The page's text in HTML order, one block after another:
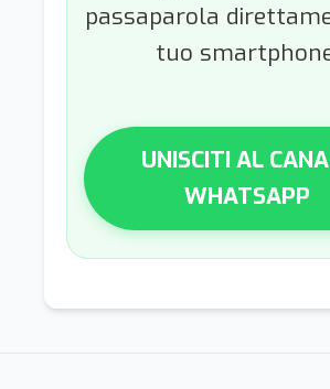
passaparola
tuo
UNISCITI AL
WHATSAPP